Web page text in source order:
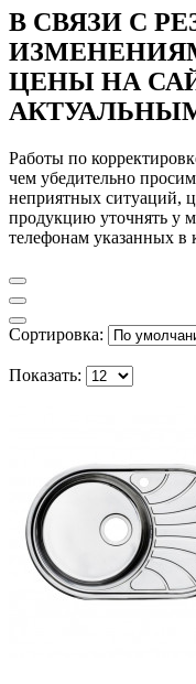
В СВЯЗИ С
ЦЕНЫ НА
Работы по
чем убедительно
неприятных ситуаций,
продукцию уточнять у
телефонам указанных в
Сортировка:
Показать: